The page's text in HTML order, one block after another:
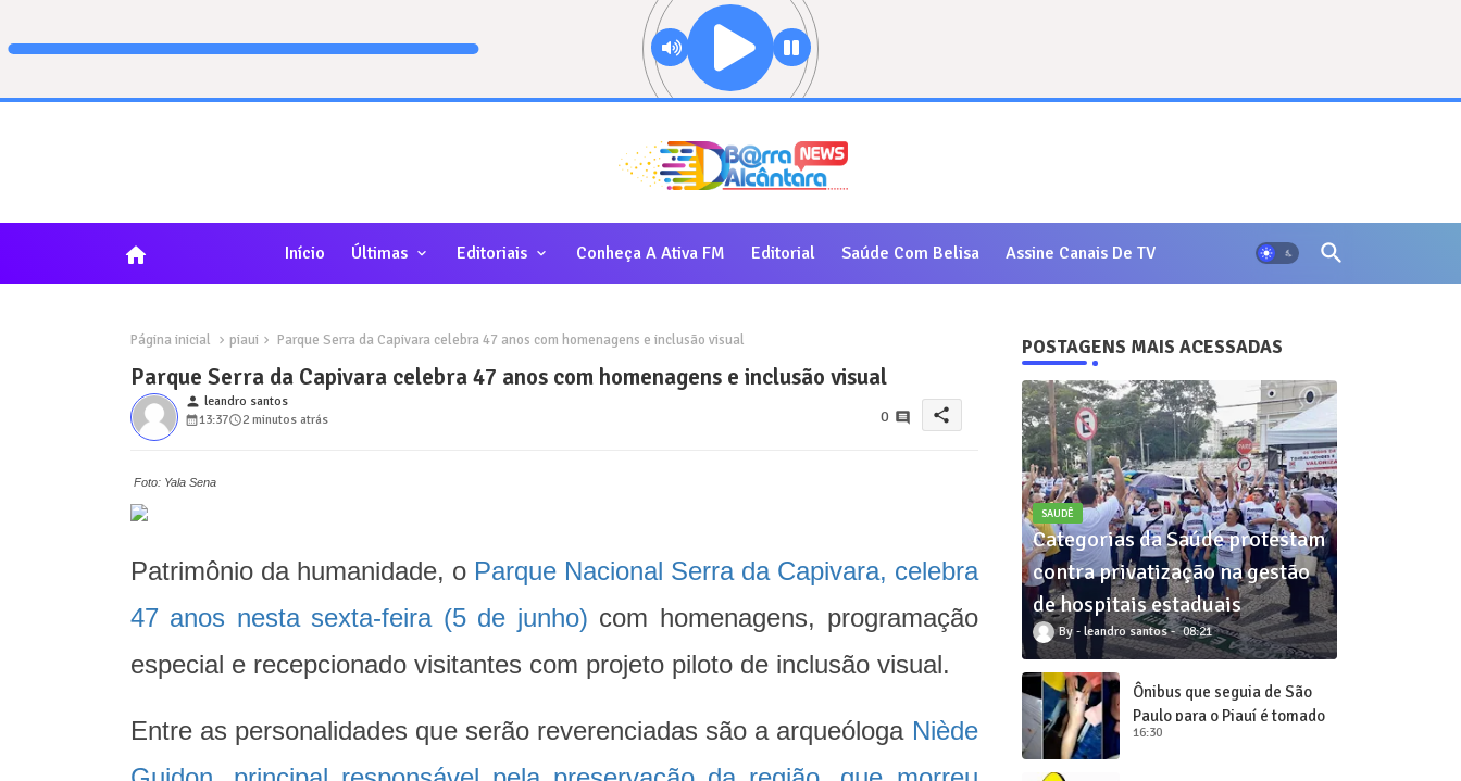
home Início Últimas Editoriais Conheça A Ativa FM Editorial Saúde Com Belisa Assine Canais De TV
Página inicial piaui Parque Serra da Capivara celebra 47 anos com homenagens e inclusão visual
Parque Serra da Capivara celebra 47 anos com homenagens e inclusão visual
person leandro santos
13:37
2 minutos atrás 0 share
Foto: Yala Sena
Patrimônio da humanidade, o Parque Nacional Serra da Capivara, celebra
47 anos nesta sexta-feira (5 de junho) com homenagens, programação
especial e recepcionado visitantes com projeto piloto de inclusão visual.
Entre as personalidades que serão reverenciadas são a arqueóloga Niède
POSTAGENS MAIS ACESSADAS
SAUDÊ
Categorias da Saúde protestam
contra privatização na gestão
de hospitais estaduais
leandro santos 08:21
Ônibus que seguia de São
Paulo para o Piauí é tomado
de assalto
16:30